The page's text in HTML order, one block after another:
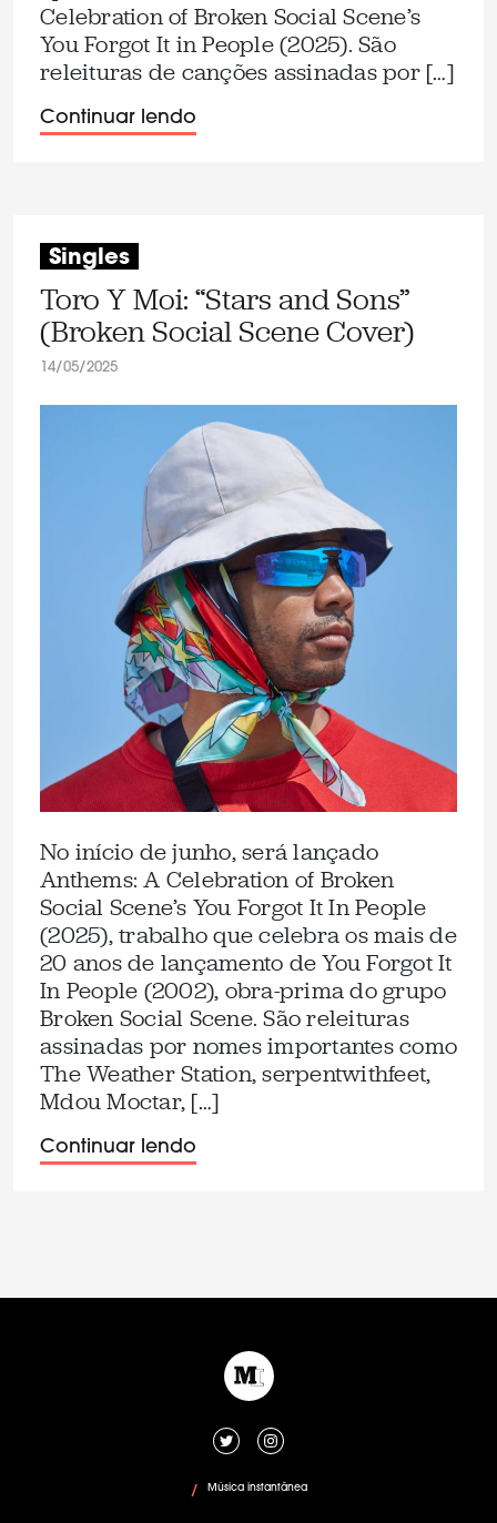
Celebration of Broken Social Scene’s
You Forgot It in People (2025). São
releituras de canções assinadas por […]
Continuar lendo
Singles
Toro Y Moi: “Stars and Sons”
(Broken Social Scene Cover)
14/05/2025
No início de junho, será lançado
Anthems: A Celebration of Broken
Social Scene’s You Forgot It In People
(2025), trabalho que celebra os mais de
20 anos de lançamento de You Forgot It
In People (2002), obra-prima do grupo
Broken Social Scene. São releituras
assinadas por nomes importantes como
The Weather Station, serpentwithfeet,
Mdou Moctar, […]
Continuar lendo
/ Música instantânea